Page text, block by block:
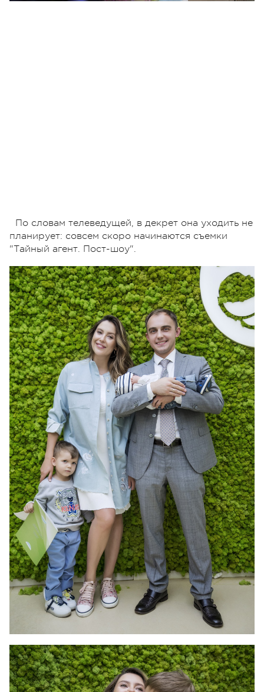
По словам телеведущей, в декрет она уходить не
планирует: совсем скоро начинаются съемки
"Тайный агент. Пост-шоу".